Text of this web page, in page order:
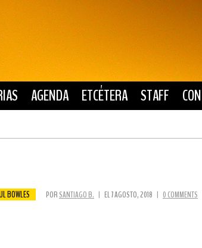
AGENDA ETCÉTERA STAFF
BOWLES PORSANTIAGO B. | EL 7 AGOSTO, 2018 | 0 COMMENTS